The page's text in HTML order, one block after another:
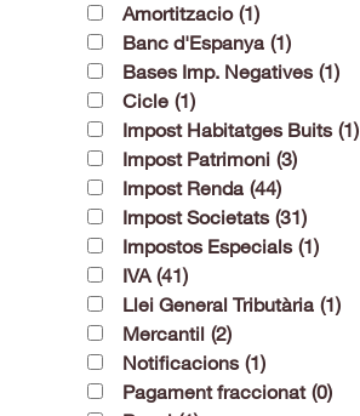
Amortitzacio (1)
Banc d'Espanya (1)
Bases Imp. Negatives (1)
Cicle (1)
Impost Habitatges Buits (1)
Impost Patrimoni (3)
Impost Renda (44)
Impost Societats (31)
Impostos Especials (1)
IVA (41)
Llei General Tributària (1)
Mercantil (2)
Notificacions (1)
Pagament fraccionat (0)